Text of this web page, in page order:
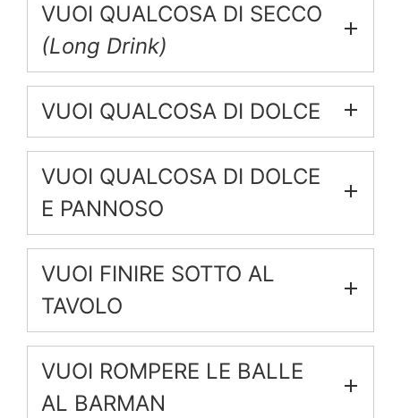
VUOI QUALCOSA DI SECCO
(Long Drink)
VUOI QUALCOSA DI DOLCE
VUOI QUALCOSA DI DOLCE
E PANNOSO
VUOI FINIRE SOTTO AL
TAVOLO
VUOI ROMPERE LE BALLE
AL BARMAN